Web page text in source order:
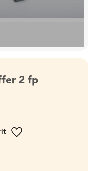
2 fp
Lägg till i favoriter